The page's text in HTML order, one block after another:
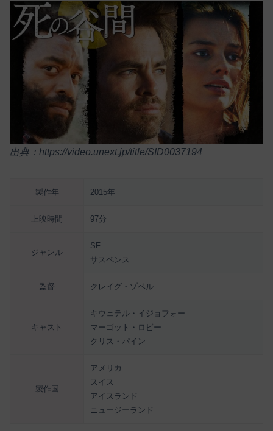
出典：https://video.unext.jp/title/SID0037194
製作年 2015年
上映時間 97分
ジャンル
SF
サスペンス
監督 クレイグ・ゾベル
キャスト
キウェテル・イジョフォー
マーゴット・ロビー
クリス・パイン
製作国
アメリカ
スイス
アイスランド
ニュージーランド